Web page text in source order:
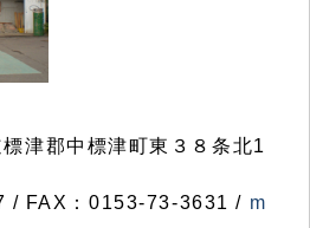
津郡中標津町東３８条北1
/ FAX：0153-73-3631 / m